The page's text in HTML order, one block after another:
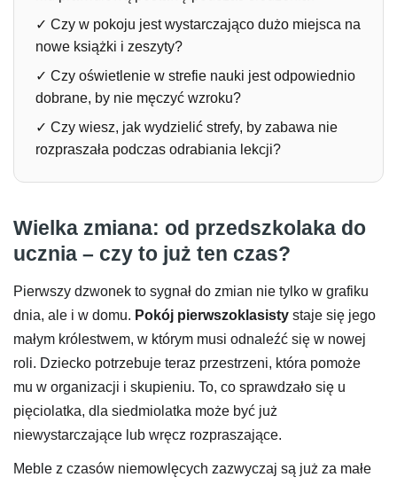
✓ Czy w pokoju jest wystarczająco dużo miejsca na
nowe książki i zeszyty?
✓ Czy oświetlenie w strefie nauki jest odpowiednio
dobrane, by nie męczyć wzroku?
✓ Czy wiesz, jak wydzielić strefy, by zabawa nie
rozpraszała podczas odrabiania lekcji?
Wielka zmiana: od przedszkolaka do
ucznia – czy to już ten czas?
Pierwszy dzwonek to sygnał do zmian nie tylko w grafiku
dnia, ale i w domu. Pokój pierwszoklasisty staje się jego
małym królestwem, w którym musi odnaleźć się w nowej
roli. Dziecko potrzebuje teraz przestrzeni, która pomoże
mu w organizacji i skupieniu. To, co sprawdzało się u
pięciolatka, dla siedmiolatka może być już
niewystarczające lub wręcz rozpraszające.
Meble z czasów niemowlęcych zazwyczaj są już za małe